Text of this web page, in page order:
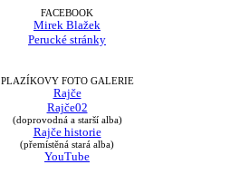
FACEBOOK
Mirek Blažek
Perucké stránky
PLAZÍKOVY FOTO GALERIE
Rajče
Rajče02
(doprovodná a starší alba)
Rajče historie
(přemístěná stará alba)
YouTube